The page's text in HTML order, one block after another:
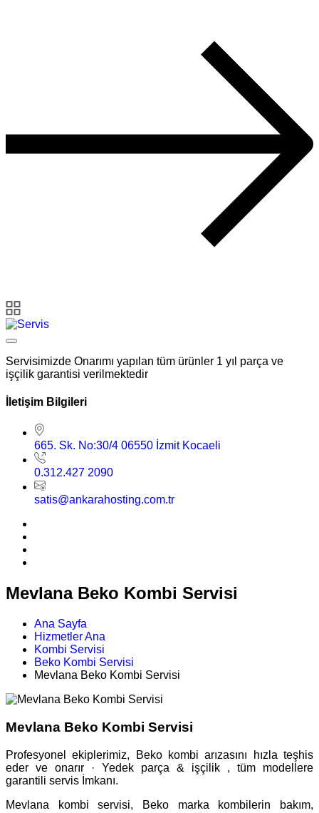
Servisimizde Onarımı yapılan tüm ürünler 1 yıl parça ve
işçilik garantisi verilmektedir
İletişim Bilgileri
665. Sk. No:30/4 06550 İzmit Kocaeli
0.312.427 2090
satis@ankarahosting.com.tr
Mevlana Beko Kombi Servisi
Ana Sayfa
Hizmetler Ana
Kombi Servisi
Beko Kombi Servisi
Mevlana Beko Kombi Servisi
Mevlana Beko Kombi Servisi
Profesyonel ekiplerimiz, Beko kombi arızasını hızla teşhis
eder ve onarır · Yedek parça & işçilik , tüm modellere
garantili servis İmkanı.
Mevlana kombi servisi, Beko marka kombilerin bakım,